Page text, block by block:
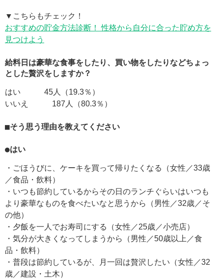
▼こちらもチェック！
おすすめの貯金方法診断！ 性格から自分に合った貯め方を
見つけよう
給料日は豪華な食事をしたり、買い物をしたりなどちょっ
とした贅沢をしますか？
はい 45人（19.3％）
いいえ 187人（80.3％）
■そう思う理由を教えてください
●はい
・ごほうびに、ケーキを買って帰りたくなる（女性／33歳
／食品・飲料）
・いつも節約しているからその日のランチぐらいはいつも
より豪華なものを食べたいなと思うから（男性／32歳／そ
の他）
・夕飯を一人でお寿司にする（女性／25歳／小売店）
・気分が大きくなってしまうから（男性／50歳以上／食
品・飲料）
・普段は節約しているが、月一回は贅沢したい（女性／32
歳／建設・土木）